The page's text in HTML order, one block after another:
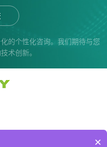
的个性化咨询。我们期待与您
术创新。
×